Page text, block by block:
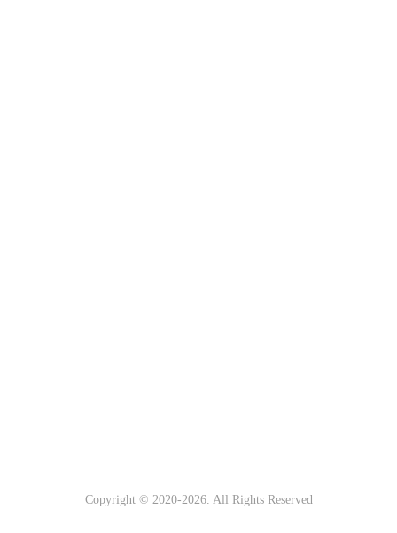
Copyright © 2020-2026. All Rights Reserved